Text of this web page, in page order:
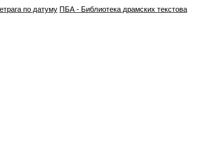
по датуму ПБА - Библиотека драмских текстова